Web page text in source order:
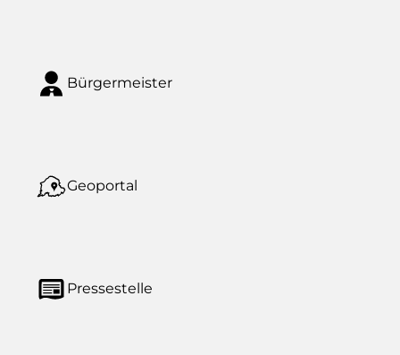
Bürgermeister
Geoportal
Pressestelle